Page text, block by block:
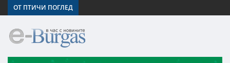
ОТ ПТИЧИ ПОГЛЕД